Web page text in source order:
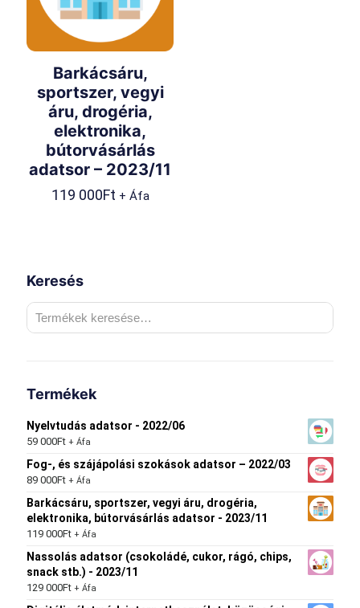
Barkácsáru,
sportszer, vegyi
áru, drogéria,
elektronika,
bútorvásárlás
adatsor – 2023/11
119 000Ft + Áfa
Keresés
Termékek
Nyelvtudás adatsor - 2022/06
59 000Ft + Áfa
Fog-, és szájápolási szokások adatsor – 2022/03
89 000Ft + Áfa
Barkácsáru, sportszer, vegyi áru, drogéria,
elektronika, bútorvásárlás adatsor - 2023/11
119 000Ft + Áfa
Nassolás adatsor (csokoládé, cukor, rágó, chips,
snack stb.) - 2023/11
129 000Ft + Áfa